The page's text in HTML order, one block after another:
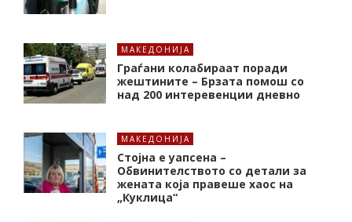
МАКЕДОНИЈА
Граѓани колабираат поради
жештините – Брзата помош со
над 200 интеревенции дневно
МАКЕДОНИЈА
Стојна е уапсена –
Обвинителството со детали за
жената која правеше хаос на
„Куклица“